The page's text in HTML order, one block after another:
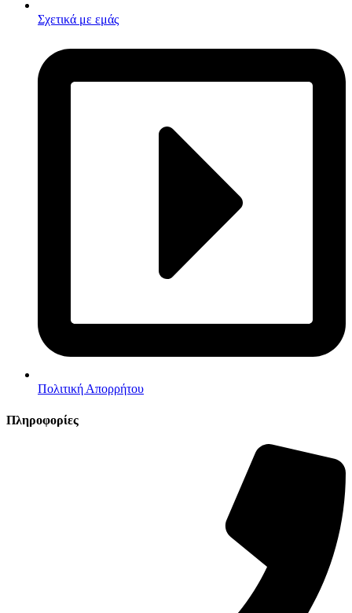
Σχετικά με εμάς
Πολιτική Απορρήτου
Πληροφορίες